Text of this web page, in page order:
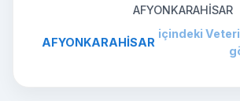
AFYONKARAHİSAR
AFYONKARAHİSAR
içindeki